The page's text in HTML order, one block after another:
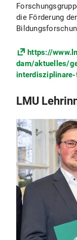
die Förderung
https://
dam/aktuelles/
LMU